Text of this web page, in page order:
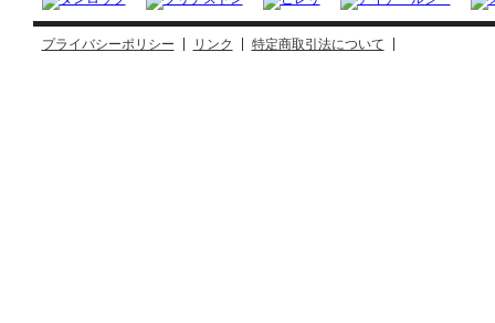
プライバシーポリシー リンク 特定商取引法について